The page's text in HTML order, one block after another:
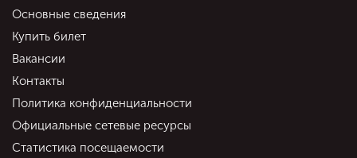
Основные сведения
Купить билет
Вакансии
Контакты
Политика конфиденциальности
Официальные сетевые ресурсы
Статистика посещаемости